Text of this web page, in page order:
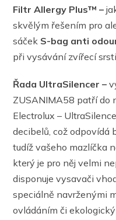
Filtr Allergy Plus™ –
skvělým řešením pro
sáček S-bag anti
při vysávání zvířecí
Řada UltraSilencer –
ZUSANIMA58 patří do
Electrolux –
decibelů, což odpovídá
tudíž vašeho mazlíčka
který je pro něj velmi
disponuje vysavači
speciálně navrženými
ovládáním či